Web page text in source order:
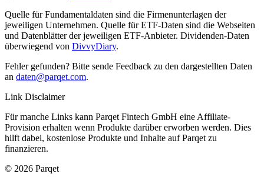
Quelle für Fundamentaldaten sind die Firmenunterlagen der
jeweiligen Unternehmen. Quelle für ETF-Daten sind die Webseiten
und Datenblätter der jeweiligen ETF-Anbieter. Dividenden-Daten
überwiegend von DivvyDiary.
Fehler gefunden? Bitte sende Feedback zu den dargestellten Daten
an daten@parqet.com.
Link Disclaimer
Für manche Links kann Parqet Fintech GmbH eine Affiliate-
Provision erhalten wenn Produkte darüber erworben werden. Dies
hilft dabei, kostenlose Produkte und Inhalte auf Parqet zu
finanzieren.
© 2026 Parqet